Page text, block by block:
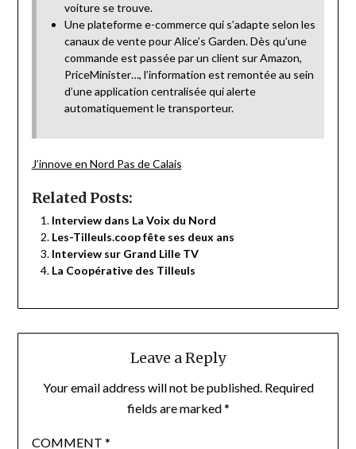
voiture se trouve.
Une plateforme e-commerce qui s’adapte selon les
canaux de vente pour Alice’s Garden. Dès qu’une
commande est passée par un client sur Amazon,
PriceMinister…, l’information est remontée au sein
d’une application centralisée qui alerte
automatiquement le transporteur.
J’innove en Nord Pas de Calais
Related Posts:
Interview dans La Voix du Nord
Les-Tilleuls.coop fête ses deux ans
Interview sur Grand Lille TV
La Coopérative des Tilleuls
Leave a Reply
Your email address will not be published. Required
fields are marked*
COMMENT *